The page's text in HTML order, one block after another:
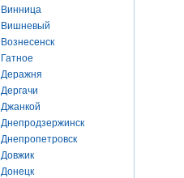
Винница
Вишневый
Вознесенск
Гатное
Деражня
Дергачи
Джанкой
Днепродзержинск
Днепропетровск
Довжик
Донецк